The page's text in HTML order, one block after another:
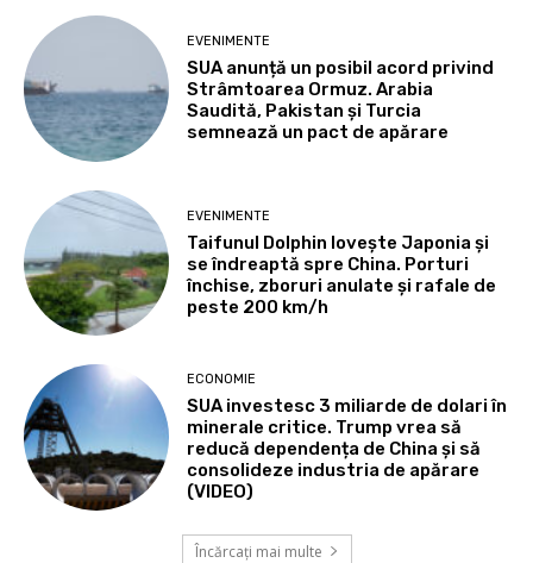
EVENIMENTE
SUA anunță un posibil acord privind
Strâmtoarea Ormuz. Arabia
Saudită, Pakistan și Turcia
semnează un pact de apărare
EVENIMENTE
Taifunul Dolphin lovește Japonia și
se îndreaptă spre China. Porturi
închise, zboruri anulate și rafale de
peste 200 km/h
ECONOMIE
SUA investesc 3 miliarde de dolari în
minerale critice. Trump vrea să
reducă dependența de China și să
consolideze industria de apărare
(VIDEO)
Încărcați mai multe